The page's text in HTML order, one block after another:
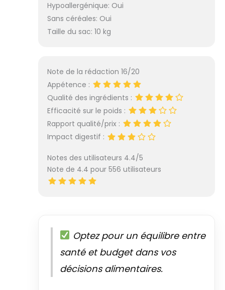
Hypoallergénique: Oui
Sans céréales: Oui
Taille du sac: 10 kg
Note de la rédaction 16/20
Appétence :
Qualité des ingrédients :
Efficacité sur le poids :
Rapport qualité/prix :
Impact digestif :
Notes des utilisateurs 4.4/5
Note de 4.4 pour 556 utilisateurs
Optez pour un équilibre entre
santé et budget dans vos
décisions alimentaires.